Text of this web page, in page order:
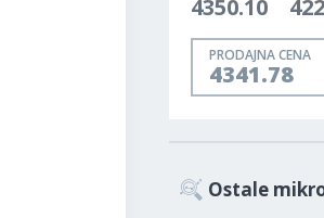
4350.10
PRODAJNA CENA
4341.78
Ostale